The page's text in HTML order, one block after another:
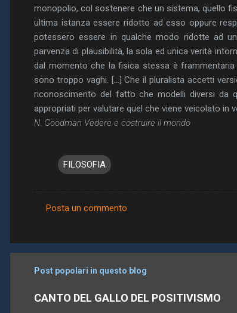
monopolio, col sostenere che un sistema, quello
ultima istanza essere ridotto ad esso oppure
potessero essere in qualche modo ridotte ad
parvenza di plausibilità, la sola ed unica verità
dal momento che la fisica stessa è
sono troppo vaghi. […] Che il pluralista accetti
riconoscimento del fatto che modelli diversi da
appropriati per valutare quel che viene veicolato in
N. Goodman Vedere e costruire il mondo
FILOSOFIA
m
m
n
Posta un commento
Post popolari in questo blog
CANTO DEL GALLO DEL POSITIVISMO